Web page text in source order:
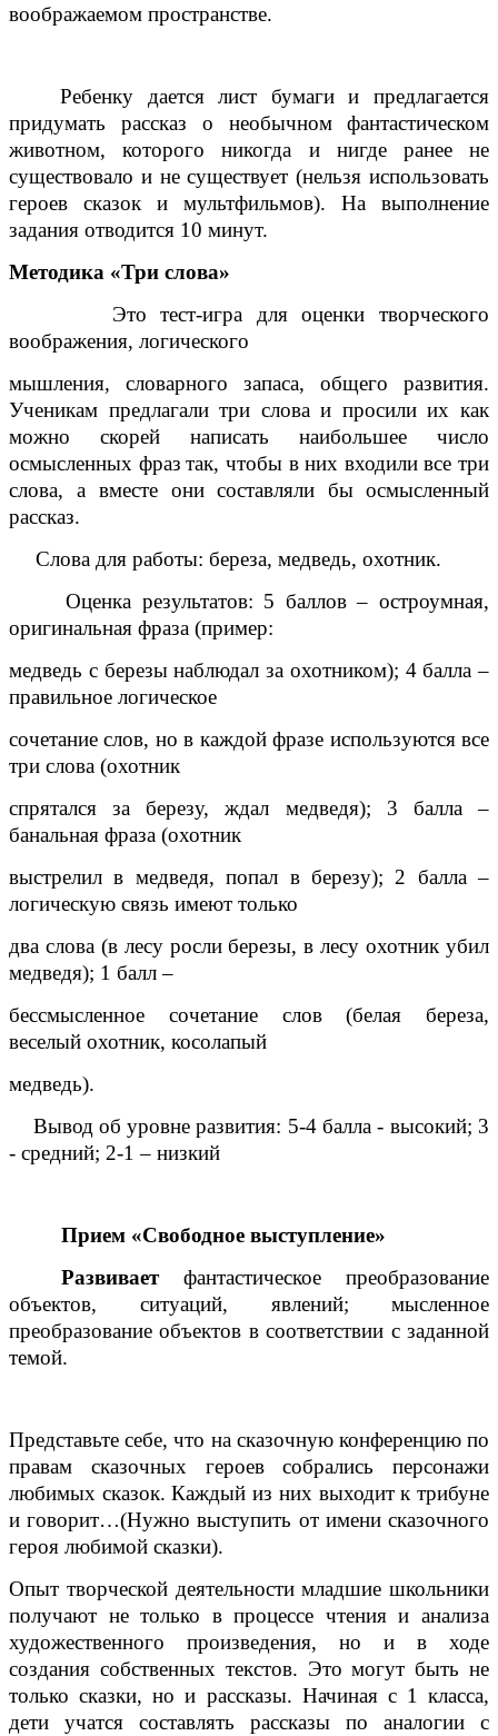
воображаемом пространстве.
Ребенку дается лист бумаги и предлагается
придумать рассказ о необычном
фантастическом
животном, которого никогда и нигде ранее не
существовало и не существует (нельзя использовать
героев сказок и мультфильмов). На выполнение
задания отводится 10 минут.
Методика «Три слова»
Это тест-игра для оценки творческого
воображения, логического
мышления, словарного запаса, общего развития.
Ученикам предлагали три слова и просили их как
можно скорей написать наибольшее число
осмысленных фраз так, чтобы в них входили все три
слова, а вместе они составляли бы осмысленный
рассказ.
Слова для работы: береза, медведь, охотник.
Оценка результатов: 5 баллов – остроумная,
оригинальная фраза (пример:
медведь с березы наблюдал за охотником); 4 балла –
правильное логическое
сочетание слов, но в каждой фразе используются все
три слова (охотник
спрятался за березу, ждал медведя); 3 балла –
банальная фраза (охотник
выстрелил в медведя, попал в березу); 2 балла –
логическую связь имеют только
два слова (в лесу росли березы, в лесу охотник убил
медведя); 1 балл –
бессмысленное сочетание слов (белая береза,
веселый охотник, косолапый
медведь).
Вывод об уровне развития: 5-4 балла - высокий; 3
- средний; 2-1 – низкий
Прием «Свободное выступление»
Развиваетфантастическое преобразование
объектов, ситуаций, явлений;
мысленное
преобразование объектов в соответствии с заданной
темой.
Представьте себе, что на сказочную конференцию по
правам сказочных героев собрались персонажи
любимых сказок. Каждый из них выходит к трибуне
и говорит…(Нужно выступить от имени сказочного
героя любимой сказки).
Опыт творческой деятельности младшие школьники
получают не только в процессе чтения и анализа
художественного произведения, но и в ходе
создания собственных текстов. Это могут быть не
только сказки, но и рассказы. Начиная с 1 класса,
дети учатся составлять рассказы по аналогии с